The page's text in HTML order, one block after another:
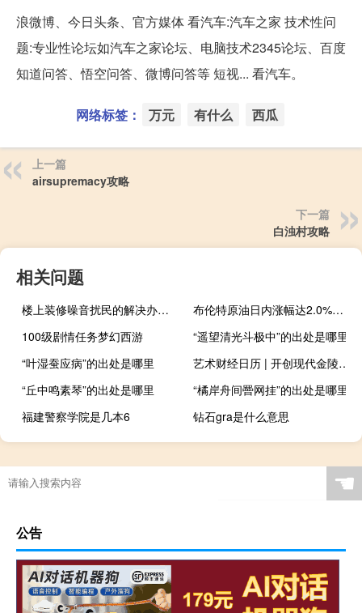
浪微博、今日头条、官方媒体 看汽车:汽车之家 技术性问
题:专业性论坛如汽车之家论坛、电脑技术2345论坛、百度
知道问答、悟空问答、微博问答等 短视... 看汽车。
网络标签： 万元 有什么 西瓜
上一篇
airsupremacy攻略
下一篇
白浊村攻略
相关问题
楼上装修噪音扰民的解决办法是什么
布伦特原油日内涨幅达2.0%报86.36美元/桶WTI原油突破82美元/桶关口报82.01美元/桶
100级剧情任务梦幻西游
“遥望清光斗极中”的出处是哪里
“叶湿蚕应病”的出处是哪里
艺术财经日历 | 开创现代金陵山水画派！感受大师笔下的山水长卷→ 到底什么情况嘞
“丘中鸣素琴”的出处是哪里
“橘岸舟间罾网挂”的出处是哪里
福建警察学院是几本6
钻石gra是什么意思
☚
公告